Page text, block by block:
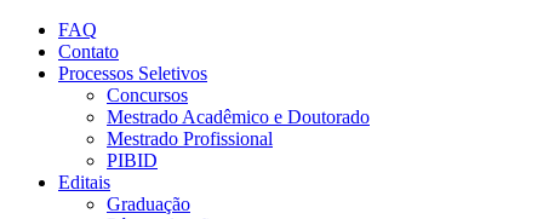
Conteúdo principal
FAQ
Contato
Processos Seletivos
Concursos
Mestrado Acadêmico e Doutorado
Mestrado Profissional
PIBID
Editais
Graduação